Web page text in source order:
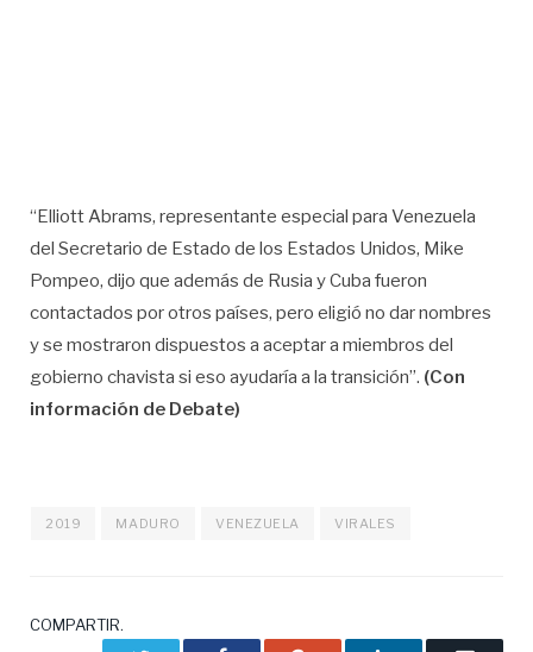
“Elliott Abrams, representante especial para Venezuela
del Secretario de Estado de los Estados Unidos, Mike
Pompeo, dijo que además de Rusia y Cuba fueron
contactados por otros países, pero eligió no dar nombres
y se mostraron dispuestos a aceptar a miembros del
gobierno chavista si eso ayudaría a la transición”. (Con
información de Debate)
2019 MADURO VENEZUELA VIRALES
COMPARTIR.